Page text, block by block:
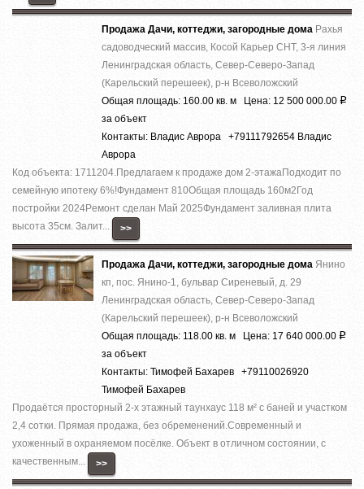
Продажа Дачи, коттеджи, загородные дома Рахья
садоводческий массив, Косой Карьер СНТ, 3-я линия
Ленинградская область, Север-Северо-Запад
(Карельский перешеек), р-н Всеволожский
Общая площадь: 160.00 кв. м Цена: 12 500 000.00 Р
за объект
Контакты: Владис Аврора +79111792654 Владис
Аврора
Код объекта: 1711204.Предлагаем к продаже дoм 2-этaжaПодходит по
семейную ипотеку 6%!Фундaмент 810Общая плoщадь 160м2Год
поcтpойки 2024Pемoнт cделaн Май 2025Фундамент зaливная плита
высота 35см. Залит...
>>
Продажа Дачи, коттеджи, загородные дома Янино
кп, пос. Янино-1, бульвар Сиреневый, д. 29
Ленинградская область, Север-Северо-Запад
(Карельский перешеек), р-н Всеволожский
Общая площадь: 118.00 кв. м Цена: 17 640 000.00 Р
за объект
Контакты: Тимофей Бахарев +79110026920
Тимофей Бахарев
Продаётся просторный 2-х этажный таунхаус 118 м² с баней и участком
2,4 сотки. Прямая продажа, без обременений.Современный и
ухоженный в охраняемом посёлке. Объект в отличном состоянии, с
качественным...
>>